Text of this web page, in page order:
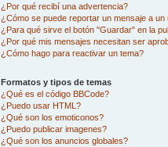
¿Por qué recibí una advertencia?
¿Cómo se puede reportar un mensaje a un
¿Para qué sirve el botón "Guardar" en la
¿Por qué mis mensajes necesitan ser
¿Cómo hago para reactivar un tema?
Formatos y tipos de temas
¿Qué es el código BBCode?
¿Puedo usar HTML?
¿Qué son los emoticonos?
¿Puedo publicar imagenes?
¿Qué son los anuncios globales?